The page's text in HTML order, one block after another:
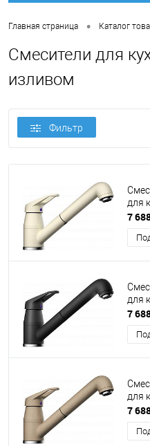
Главная страница • Каталог
Смесители для
изливом
Фильтр
для
7
для
7
для
7